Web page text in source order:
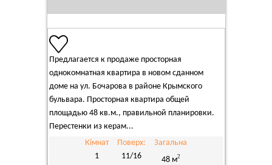
Предлагается к продаже просторная
однокомнатная квартира в новом сданном
доме на ул. Бочарова в районе Крымского
бульвара. Просторная квартира общей
площадью 48 кв.м., правильной планировки.
Перестенки из керам...
Кімнат
1
Поверх:
11/16
Загальна
48 м2